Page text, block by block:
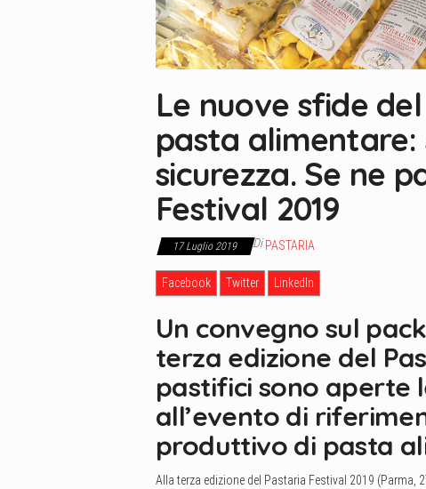
Le nuove sfide
pasta
sicurezza. Se ne
Festival 2019
17 Luglio 2019 Di PASTARIA
Facebook Twitter LinkedIn
Un convegno sul
terza edizione del
pastifici sono aperte
all’evento di
produttivo di pasta
Alla terza edizione del Pastaria Festival 2019 (Parma,